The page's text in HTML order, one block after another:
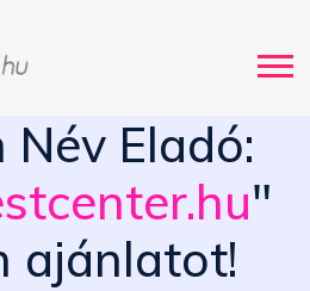
Név Eladó:
"
ajánlatot!